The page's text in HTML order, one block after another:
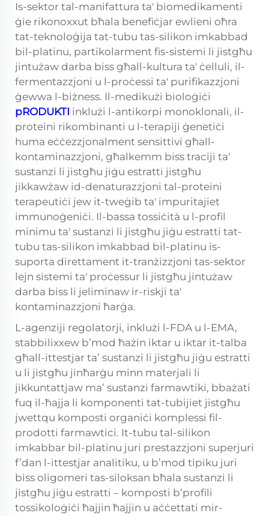
Is-sektor tal-manifattura ta' biomedikamenti
ġie rikonoxxut bħala benefiċjar ewlieni oħra
tat-teknoloġija tat-tubu tas-silikon imkabbad
bil-platinu, partikolarment fis-sistemi li jistgħu
jintużaw darba biss għall-kultura ta' ċelluli, il-
fermentazzjoni u l-proċessi ta' purifikazzjoni
ġewwa l-biżness. Il-medikużi bioloġiċi
pRODUKTI inklużi l-antikorpi monoklonali, il-
proteini rikombinanti u l-terapiji ġenetiċi
huma eċċezzjonalment sensittivi għall-
kontaminazzjoni, għalkemm biss traciji ta'
sustanzi li jistgħu jiġu estratti jistgħu
jikkawżaw id-denaturazzjoni tal-proteini
terapeutiċi jew it-tweġib ta' impuritajiet
immunoġeniċi. Il-bassa tossiċità u l-profil
minimu ta' sustanzi li jistgħu jiġu estratti tat-
tubu tas-silikon imkabbad bil-platinu is-
suporta direttament it-tranżizzjoni tas-sektor
lejn sistemi ta' proċessur li jistgħu jintużaw
darba biss li jeliminaw ir-riskji ta'
kontaminazzjoni ħarġa.
L-agenziji regolatorji, inklużi l-FDA u l-EMA,
stabbilixxew b’mod ħażin iktar u iktar it-talba
għall-ittestjar ta’ sustanzi li jistgħu jiġu estratti
u li jistgħu jinħarġu minn materjali li
jikkuntattjaw ma’ sustanzi farmawtiki, bbażati
fuq il-ħajja li komponenti tat-tubijiet jistgħu
jwettqu komposti organiċi komplessi fil-
prodotti farmawtici. It-tubu tal-silikon
imkabbar bil-platinu juri prestazzjoni superjuri
f’dan l-ittestjar analitiku, u b’mod tipiku juri
biss oligomeri tas-siloksan bħala sustanzi li
jistgħu jiġu estratti – komposti b’profili
tossikoloġiċi ħajjin ħajjin u aċċettati mir-